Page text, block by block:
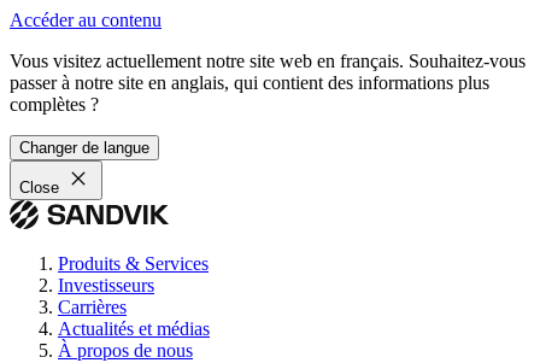
Accéder au contenu
Vous visitez actuellement notre site web en français. Souhaitez-vous
passer à notre site en anglais, qui contient des informations plus
complètes ?
Changer de langue
Close
Produits & Services
Investisseurs
Carrières
Actualités et médias
À propos de nous